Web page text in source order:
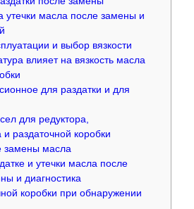
утечки масла после замены и
и выбор вязкости
влияет на вязкость масла
для раздатки и для
для редуктора,
раздаточной коробки
замены масла
и утечки масла после
и диагностика
коробки при обнаружении